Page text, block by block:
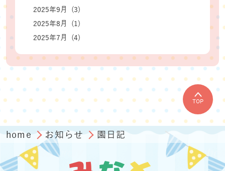
2025年9月 (3)
2025年8月 (1)
2025年7月 (4)
TOP
home お知らせ 園日記